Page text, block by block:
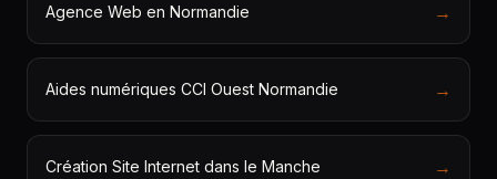
Agence Web en Normandie →
Aides numériques CCI Ouest Normandie →
Création Site Internet dans le Manche →